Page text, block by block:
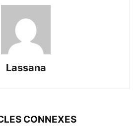
Lassana
CONNEXES